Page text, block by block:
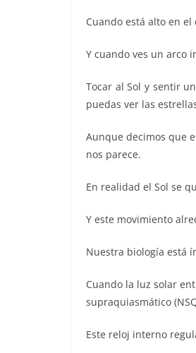
Cuando está alto en
Y cuando ves un arco
Tocar al Sol y sentir
puedas ver las
Aunque decimos que
nos parece.
En realidad el Sol se
Y este movimiento
Nuestra biología está
Cuando la luz solar
supraquiasmático
Este reloj interno